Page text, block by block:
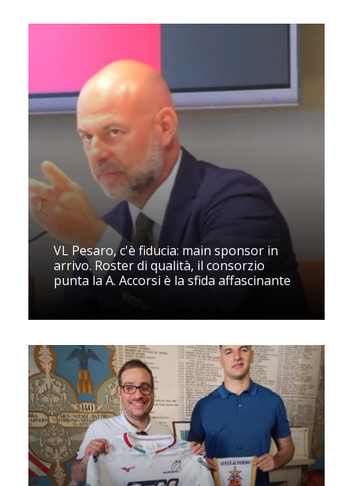
VL Pesaro, c'è fiducia: main sponsor in
arrivo. Roster di qualità, il consorzio
punta la A. Accorsi è la sfida affascinante